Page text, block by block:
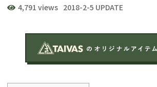
4,791 views 2018-2-5 UPDATE